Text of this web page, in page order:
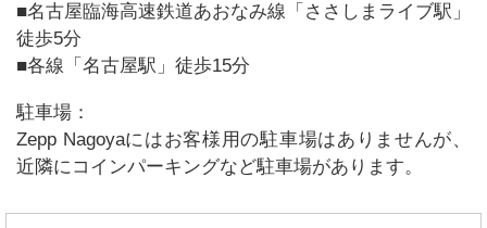
■名古屋臨海高速鉄道あおなみ線「ささしまライブ駅」
徒歩5分
■各線「名古屋駅」徒歩15分
駐車場：
Zepp Nagoyaにはお客様用の駐車場はありませんが、
近隣にコインパーキングなど駐車場があります。